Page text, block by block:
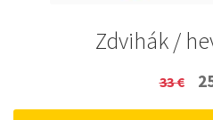
Zdvihák /
33€